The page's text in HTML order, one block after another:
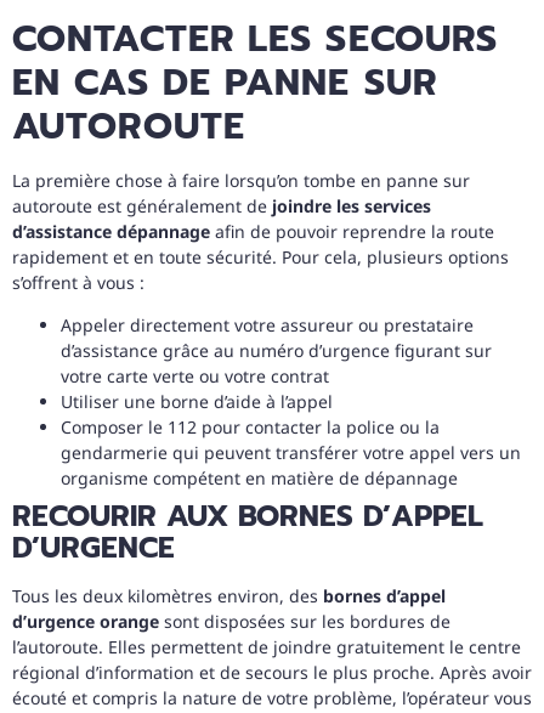
CONTACTER LES SECOURS
EN CAS DE PANNE SUR
AUTOROUTE
La première chose à faire lorsqu’on tombe en panne sur
autoroute est généralement de joindre les services
d’assistance dépannage afin de pouvoir reprendre la route
rapidement et en toute sécurité. Pour cela, plusieurs options
s’offrent à vous :
Appeler directement votre assureur ou prestataire
d’assistance grâce au numéro d’urgence figurant sur
votre carte verte ou votre contrat
Utiliser une borne d’aide à l’appel
Composer le 112 pour contacter la police ou la
gendarmerie qui peuvent transférer votre appel vers un
organisme compétent en matière de dépannage
RECOURIR AUX BORNES D’APPEL
D’URGENCE
Tous les deux kilomètres environ, des bornes d’appel
d’urgence orange sont disposées sur les bordures de
l’autoroute. Elles permettent de joindre gratuitement le centre
régional d’information et de secours le plus proche. Après avoir
écouté et compris la nature de votre problème, l’opérateur vous